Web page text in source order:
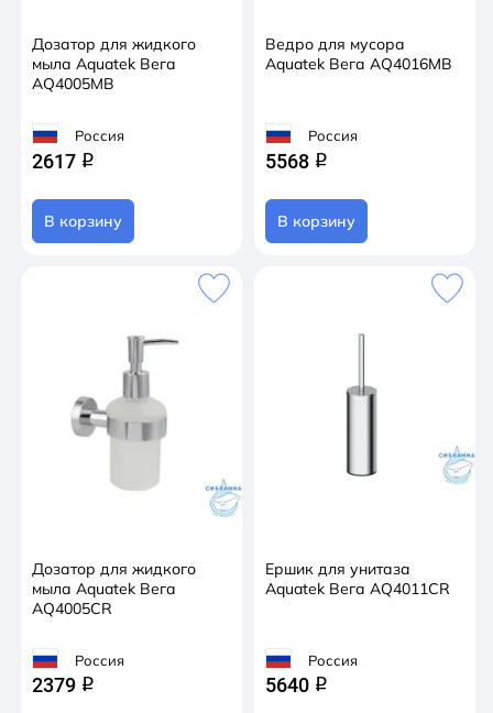
Дозатор для жидкого
мыла Aquatek Вега
AQ4005MB
Россия
2617 q
В корзину
Ведро для мусора
Aquatek Вега AQ4016MB
Россия
5568 q
В корзину
Дозатор для жидкого
мыла Aquatek Вега
AQ4005CR
Россия
2379 q
Ершик для унитаза
Aquatek Вега AQ4011CR
Россия
5640 q